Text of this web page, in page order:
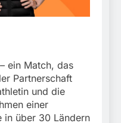
an
ermittelt
ein Match, das
Partnerschaft
und die
einer
in über 30 Ländern